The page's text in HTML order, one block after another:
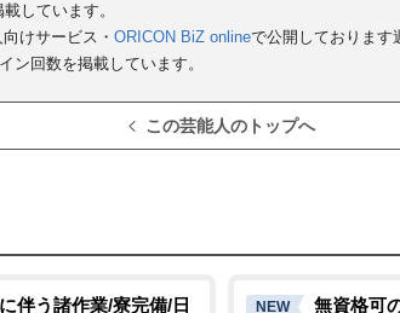
しています。
けサービス・ ORICON BiZ onlineで公開しております
ン回数を掲載しています。
この芸能人のトップへ
伴う諸作業/寮完備/日
NEW 無資格可